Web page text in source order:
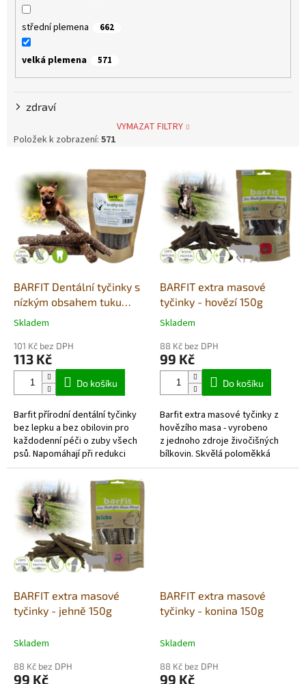
střední plemena 662
velká plemena 571
zdraví
VYMAZAT FILTRY
Položek k zobrazení: 571
BARFIT Dentální tyčinky s
nízkým obsahem tuku
150g
Průměrné
produktu
je
hvězdiček.
Skladem
101 Kč bez DPH
113 Kč
Do košíku
Barfit přírodní dentální tyčinky
bez lepku a bez obilovin pro
každodenní péči o zuby všech
psů. Napomáhají při redukci
zubního plaku a udržují svěží
dech. Velmi dobře...
BARFIT extra masové
tyčinky - hovězí 150g
Průměrné
produktu
je
hvězdiček.
Skladem
88 Kč bez DPH
99 Kč
Do košíku
Barfit extra masové tyčinky z
hovězího masa - vyrobeno
z jednoho zdroje živočišných
bílkovin. Skvělá poloměkká
pochoutka, která se dá
BARFIT extra masové
tyčinky - jehně 150g
Skladem
88 Kč bez DPH
99 Kč
BARFIT extra masové
tyčinky - konina 150g
Skladem
88 Kč bez DPH
99 Kč